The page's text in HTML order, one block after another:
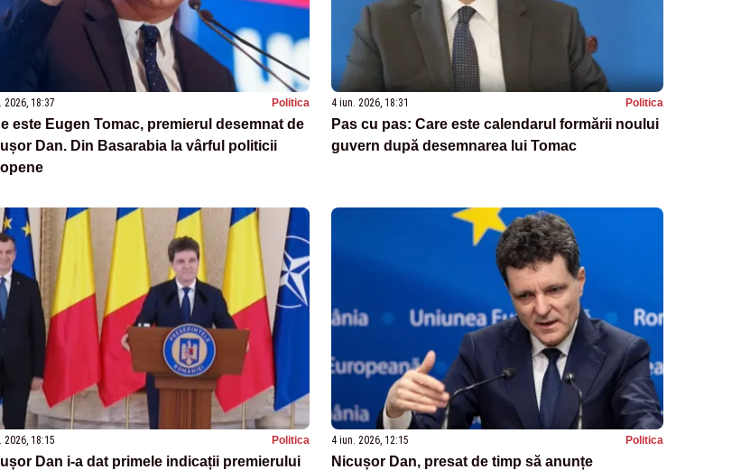
2026, 18:37 Politica
este Eugen Tomac, premierul desemnat de
Dan. Din Basarabia la vârful politicii
4 iun. 2026, 18:31 Politica
Pas cu pas: Care este calendarul formării noului
guvern după desemnarea lui Tomac
2026, 18:15 Politica
Dan i-a dat primele indicații premierului
4 iun. 2026, 12:15 Politica
Nicușor Dan, presat de timp să anunțe